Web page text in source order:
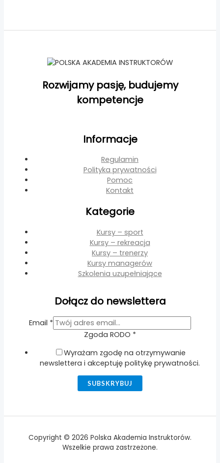
Rozwijamy pasję, budujemy
kompetencje
Informacje
Regulamin
Polityka prywatności
Pomoc
Kontakt
Kategorie
Kursy – sport
Kursy – rekreacja
Kursy – trenerzy
Kursy managerów
Szkolenia uzupełniające
Dołącz do newslettera
Email *
Email
RODO
Zgoda RODO *
Wyrażam zgodę na otrzymywanie
newslettera i akceptuję politykę prywatności.
SUBSKRYBUJ
Copyright © 2026 Polska Akademia Instruktorów.
Wszelkie prawa zastrzeżone.